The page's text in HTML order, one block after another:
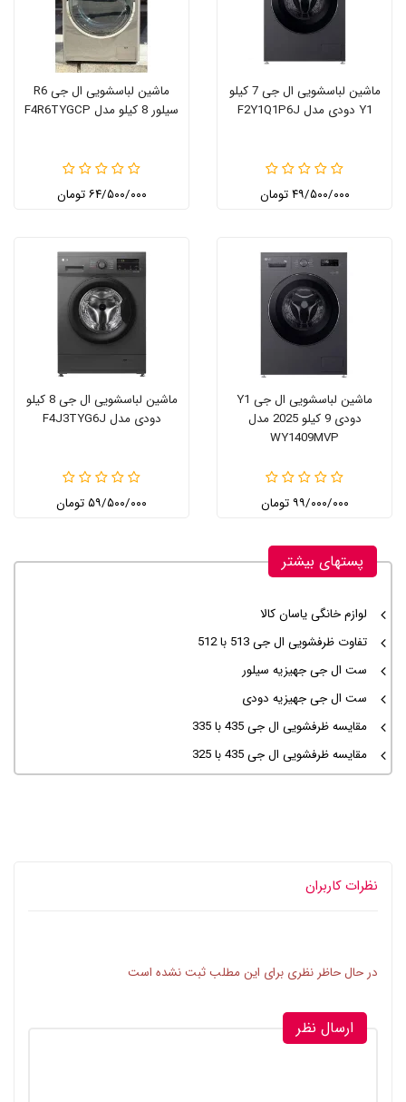
ماشین لباسشویی ال جی 7 کیلو
Y1 دودی مدل F2Y1Q1P6J
۴۹/۵۰۰/۰۰۰ تومان
ماشین لباسشویی ال جی R6
سیلور 8 کیلو مدل F4R6TYGCP
۶۴/۵۰۰/۰۰۰ تومان
ماشین لباسشویی ال جی Y1
دودی 9 کیلو 2025 مدل
WY1409MVP
۹۹/۰۰۰/۰۰۰ تومان
ماشین لباسشویی ال جی 8 کیلو
دودی مدل F4J3TYG6J
۵۹/۵۰۰/۰۰۰ تومان
پستهای بیشتر
لوازم خانگی یاسان کالا
تفاوت ظرفشویی ال جی 513 با 512
ست ال جی جهیزیه سیلور
ست ال جی جهیزیه دودی
مقایسه ظرفشویی ال جی 435 با 335
مقایسه ظرفشویی ال جی 435 با 325
نظرات کاربران
در حال حاظر نظری برای این مطلب ثبت نشده است
ارسال نظر